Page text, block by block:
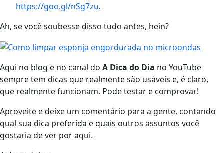
https://goo.gl/nSg7zu.
Ah, se você soubesse disso tudo antes, hein?
Aqui no blog e no canal do A Dica do Dia no YouTube
sempre tem dicas que realmente são usáveis e, é claro,
que realmente funcionam. Pode testar e comprovar!
Aproveite e deixe um comentário para a gente, contando
qual sua dica preferida e quais outros assuntos você
gostaria de ver por aqui.